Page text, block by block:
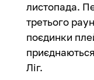
листопада.
третього
поєдинки
Ліг.